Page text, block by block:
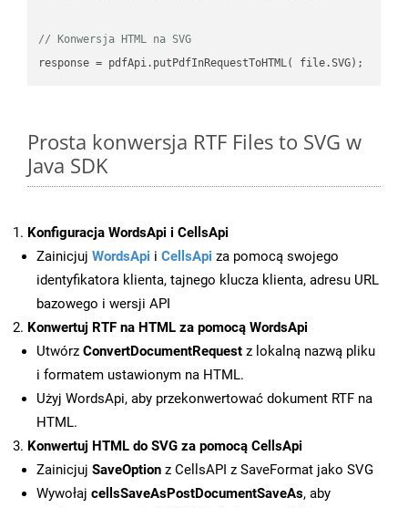
// Konwersja HTML na SVG
Prosta konwersja RTF Files to SVG w
Java SDK
Konfiguracja WordsApi i CellsApi
Zainicjuj WordsApi i CellsApi za pomocą swojego
identyfikatora klienta, tajnego klucza klienta, adresu URL
bazowego i wersji API
Konwertuj RTF na HTML za pomocą WordsApi
Utwórz ConvertDocumentRequest z lokalną nazwą pliku
i formatem ustawionym na HTML.
Użyj WordsApi, aby przekonwertować dokument RTF na
HTML.
Konwertuj HTML do SVG za pomocą CellsApi
Zainicjuj SaveOption z CellsAPI z SaveFormat jako SVG
Wywołaj cellsSaveAsPostDocumentSaveAs, aby